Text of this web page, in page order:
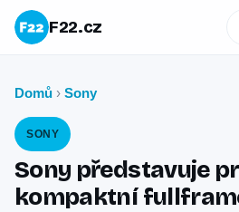
F22.cz
Domů › Sony
SONY
Sony představuje
kompaktní